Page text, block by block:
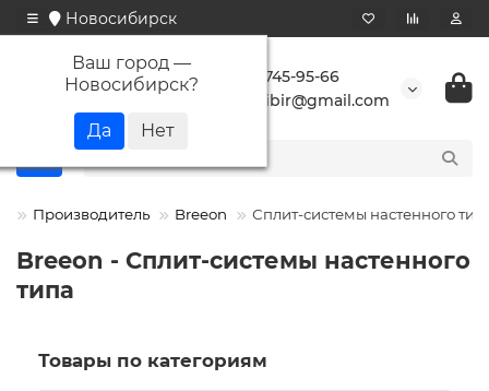
Новосибирск
Ваш город —
Новосибирск?
+7 923 745-95-66
buransibir@gmail.com
Производитель Breeon Сплит-системы настенного
Breeon - Сплит-системы настенного
типа
Товары по категориям